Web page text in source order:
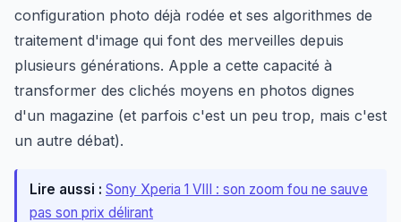
configuration photo déjà rodée et ses algorithmes de
traitement d'image qui font des merveilles depuis
plusieurs générations. Apple a cette capacité à
transformer des clichés moyens en photos dignes
d'un magazine (et parfois c'est un peu trop, mais c'est
un autre débat).
Lire aussi : Sony Xperia 1 VIII : son zoom fou ne sauve
pas son prix délirant